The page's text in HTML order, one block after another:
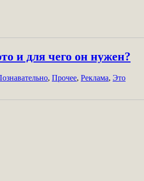
и для чего он нужен?
, Прочее, Реклама, Это